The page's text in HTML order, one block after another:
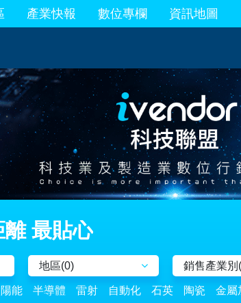
產業快報 數位專欄 資訊地圖
離 最貼心
地區(0) 銷售產業別(
能 半導體 雷射 自動化 石英 陶瓷 金屬